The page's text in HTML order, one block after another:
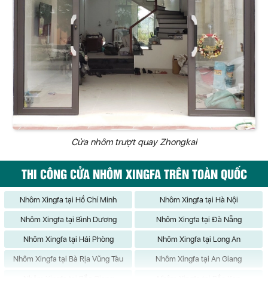
Cửa nhôm trượt quay Zhongkai
THI CÔNG CỬA NHÔM XINGFA TRÊN TOÀN QUỐC
Nhôm Xingfa tại Hồ Chí Minh Nhôm Xingfa tại Hà Nội
Nhôm Xingfa tại Bình Dương Nhôm Xingfa tại Đà Nẵng
Nhôm Xingfa tại Hải Phòng Nhôm Xingfa tại Long An
Nhôm Xingfa tại Bà Rịa Vũng Tàu Nhôm Xingfa tại An Giang